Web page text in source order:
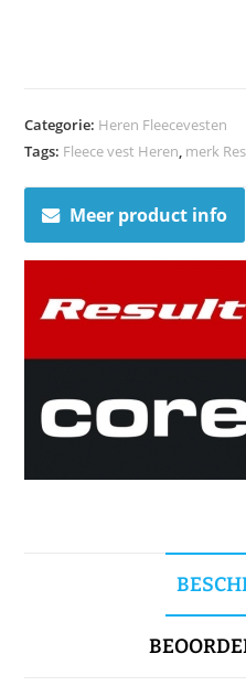
Categorie: Heren Fleecevesten
Tags: Fleece vest Heren, merk
Meer product info